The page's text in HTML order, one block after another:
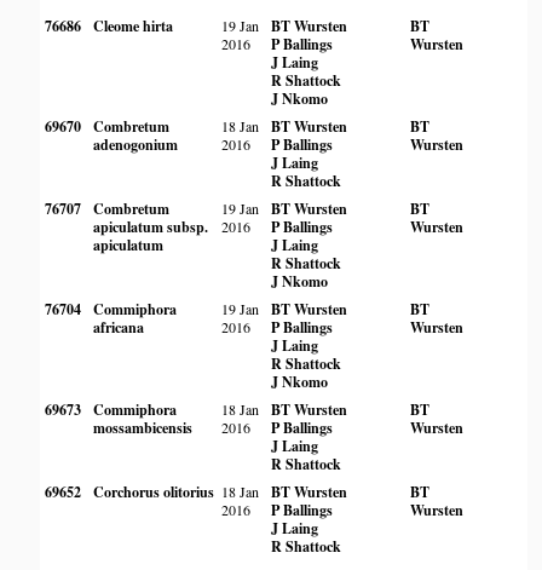
76686 Cleome hirta
19 Jan
2016
BT Wursten
P Ballings
J Laing
R Shattock
J Nkomo
BT
Wursten
69670 Combretum
adenogonium
18 Jan
2016
BT Wursten
P Ballings
J Laing
R Shattock
BT
Wursten
76707 Combretum
apiculatum subsp.
apiculatum
19 Jan
2016
BT Wursten
P Ballings
J Laing
R Shattock
J Nkomo
BT
Wursten
76704 Commiphora
africana
19 Jan
2016
BT Wursten
P Ballings
J Laing
R Shattock
J Nkomo
BT
Wursten
69673 Commiphora
mossambicensis
18 Jan
2016
BT Wursten
P Ballings
J Laing
R Shattock
BT
Wursten
69652 Corchorus olitorius 18 Jan
2016
BT Wursten
P Ballings
J Laing
R Shattock
BT
Wursten